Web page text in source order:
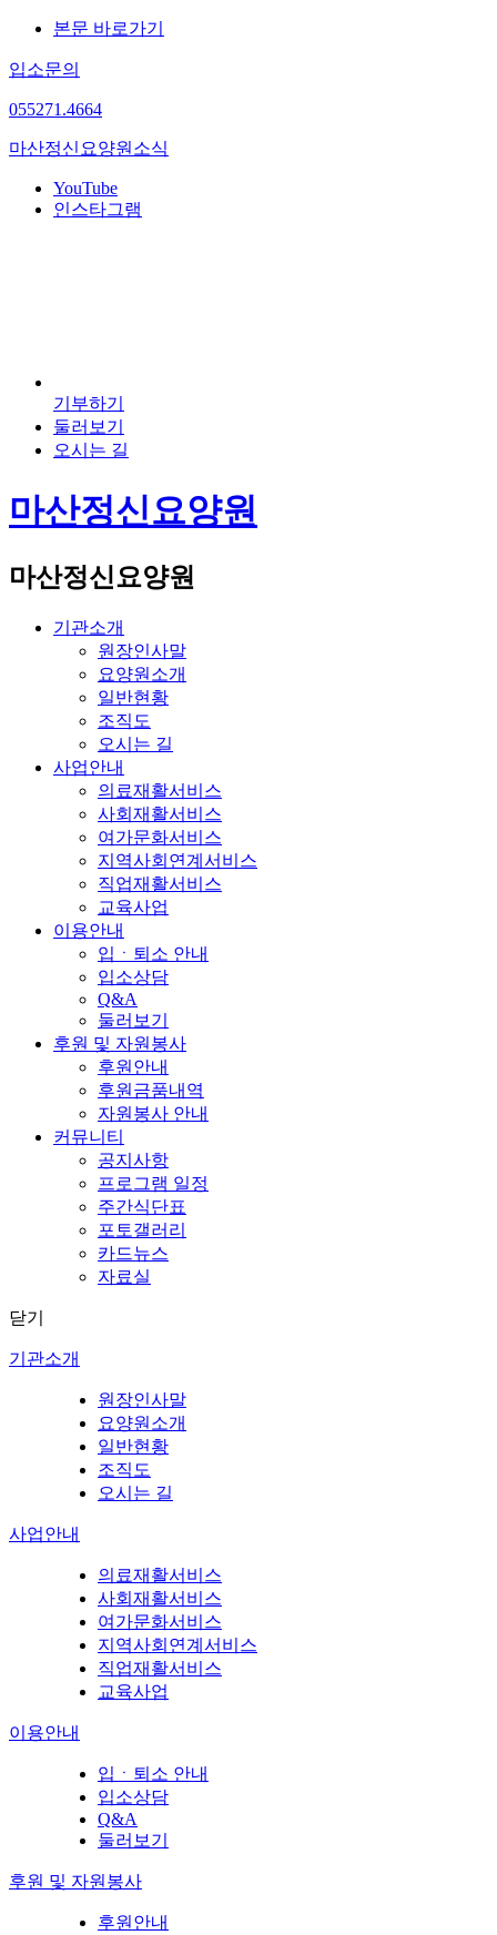
본문 바로가기
입소문의
055271.4664
마산정신요양원 소식
YouTube
인스타그램
기부하기
둘러보기
오시는 길
마산정신요양원
마산정신요양원
기관소개
원장인사말
요양원소개
일반현황
조직도
오시는 길
사업안내
의료재활서비스
사회재활서비스
여가문화서비스
지역사회연계서비스
직업재활서비스
교육사업
이용안내
입ㆍ퇴소 안내
입소상담
Q&A
둘러보기
후원 및 자원봉사
후원안내
후원금품내역
자원봉사 안내
커뮤니티
공지사항
프로그램 일정
주간식단표
포토갤러리
카드뉴스
자료실
닫기
기관소개
원장인사말
요양원소개
일반현황
조직도
오시는 길
사업안내
의료재활서비스
사회재활서비스
여가문화서비스
지역사회연계서비스
직업재활서비스
교육사업
이용안내
입ㆍ퇴소 안내
입소상담
Q&A
둘러보기
후원 및 자원봉사
후원안내